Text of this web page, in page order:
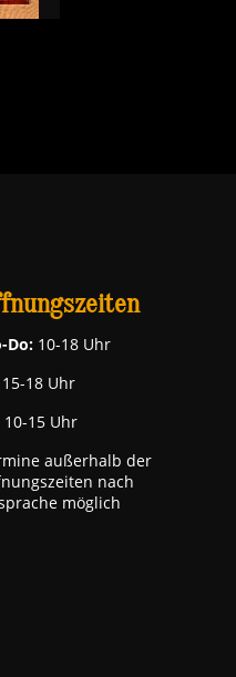
Do: 10-18 Uhr
15-18 Uhr
10-15 Uhr
außerhalb der
nach
möglich